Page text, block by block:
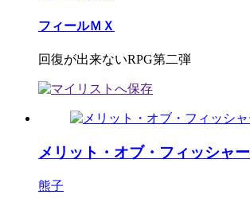
フィールＭＸ
回復が出来ないRPG第二弾
メリット・オブ・フィッシャー
熊子